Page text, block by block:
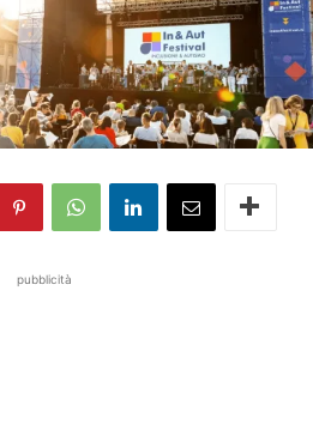
pubblicità